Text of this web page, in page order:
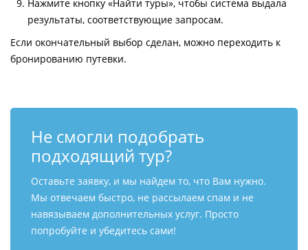
Нажмите кнопку «Найти туры», чтобы система выдала
результаты, соответствующие запросам.
Если окончательный выбор сделан, можно переходить к
бронированию путевки.
Не смогли подобрать
подходящий тур?
Оставьте заявку, и мы найдем то, что Вам нужно.
Мы отвечаем быстро, не рассылаем спам и не
навязываем дополнительных услуг. Просто
попробуйте и убедитесь сами!